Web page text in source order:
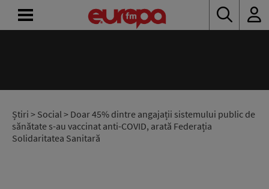
Știri > Social> Doar 45% dintre angajații sistemului public de
sănătate s-au vaccinat anti-COVID, arată Federația
Solidaritatea Sanitară
RADIO
CONCURSURI